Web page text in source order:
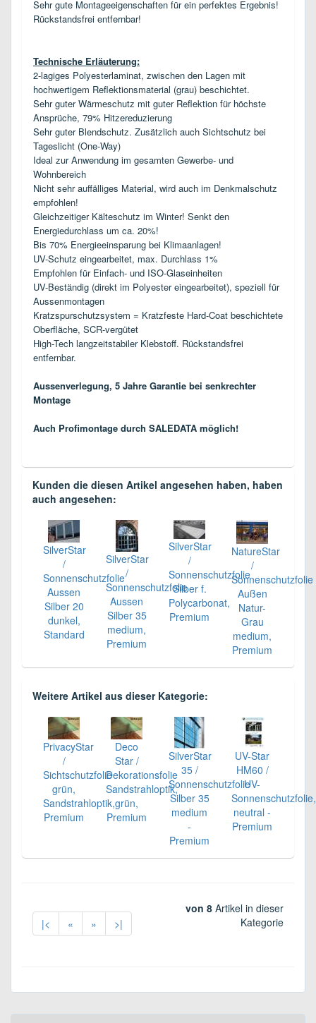
Sehr gute Montageeigenschaften für ein perfektes Ergebnis!
Rückstandsfrei entfernbar!
Technische Erläuterung:
2-lagiges Polyesterlaminat, zwischen den Lagen mit
hochwertigem Reflektionsmaterial (grau) beschichtet.
Sehr guter Wärmeschutz mit guter Reflektion für höchste
Ansprüche, 79% Hitzereduzierung
Sehr guter Blendschutz. Zusätzlich auch Sichtschutz bei
Tageslicht (One-Way)
Ideal zur Anwendung im gesamten Gewerbe- und
Wohnbereich
Nicht sehr auffälliges Material, wird auch im Denkmalschutz
empfohlen!
Gleichzeitiger Kälteschutz im Winter! Senkt den
Energiedurchlass um ca. 20%!
Bis 70% Energieeinsparung bei Klimaanlagen!
UV-Schutz eingearbeitet, max. Durchlass 1%
Empfohlen für Einfach- und ISO-Glaseinheiten
UV-Beständig (direkt im Polyester eingearbeitet), speziell für
Aussenmontagen
Kratzspurschutzsystem = Kratzfeste Hard-Coat beschichtete
Oberfläche, SCR-vergütet
High-Tech langzeitstabiler Klebstoff. Rückstandsfrei
entfernbar.
Aussenverlegung, 5 Jahre Garantie bei senkrechter
Montage
Auch Profimontage durch SALEDATA möglich!
Kunden die diesen Artikel angesehen haben, haben
auch angesehen:
SilverStar
/
Sonnenschutzfolie
Aussen
Silber 20
dunkel,
Standard
SilverStar
/
Sonnenschutzfolie
Aussen
Silber 35
medium,
Premium
SilverStar
/
Sonnenschutzfolie
Silber f.
Polycarbonat,
Premium
NatureStar
/
Sonnenschutzfolie
Außen
Natur-
Grau
medium,
Premium
Weitere Artikel aus dieser Kategorie:
PrivacyStar
/
Sichtschutzfolie
grün,
Sandstrahloptik,
Premium
Deco
Star /
Dekorationsfolie
Sandstrahloptik,
grün,
Premium
SilverStar
35 /
Sonnenschutzfolie
Silber 35
medium
-
Premium
UV-Star
HM60 /
UV-
Sonnenschutzfolie,
neutral -
Premium
|< « » >|
von 8 Artikel in dieser
Kategorie